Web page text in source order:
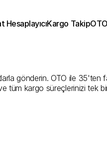
gönderin. OTO ile 35'ten
tüm kargo süreçlerinizi tek
HesaplayıcıKargo Takip